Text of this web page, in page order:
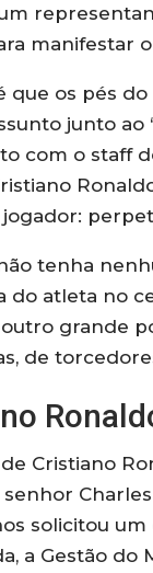
manifestar
que os pés
junto ao ‘
com o staff
tenha
do atleta no
grande
de
Cristiano
senhor
solicitou
a Gestão do